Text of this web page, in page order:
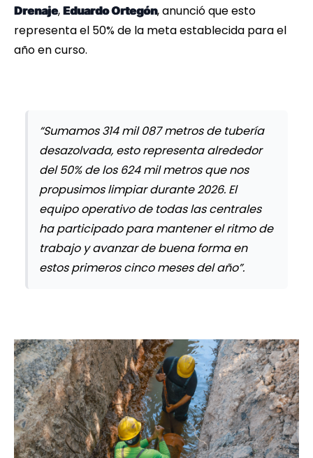
Drenaje, Eduardo Ortegón, anunció que esto
representa el 50% de la meta establecida para el
año en curso.
“Sumamos 314 mil 087 metros de tubería
desazolvada, esto representa alrededor
del 50% de los 624 mil metros que nos
propusimos limpiar durante 2026. El
equipo operativo de todas las centrales
ha participado para mantener el ritmo de
trabajo y avanzar de buena forma en
estos primeros cinco meses del año”.